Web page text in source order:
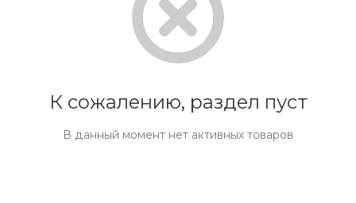
К сожалению, раздел пуст
В данный момент нет активных товаров